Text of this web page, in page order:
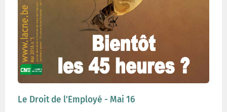
Le Droit de l'Employé - Mai 16